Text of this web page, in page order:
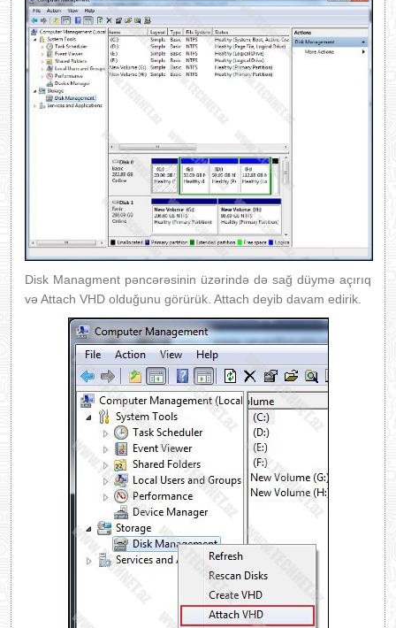
Disk Managment pəncərəsinin üzərində də sağ düymə açırıq
və Attach VHD olduğunu görürük. Attach deyib davam edirik.